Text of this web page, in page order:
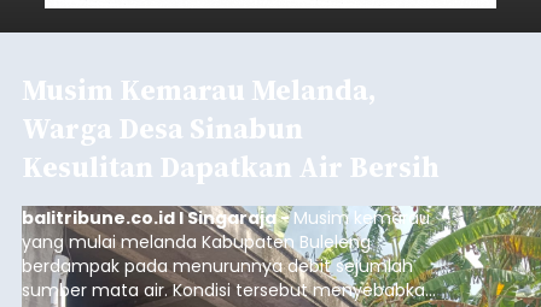
Musim Kemarau Melanda,
Warga Desa Sinabun
Kesulitan Dapatkan Air Bersih
balitribune.co.id I Singaraja -Musim kemarau
yang mulai melanda Kabupaten Buleleng
berdampak pada menurunnya debit sejumlah
sumber mata air. Kondisi tersebut menyebabkan